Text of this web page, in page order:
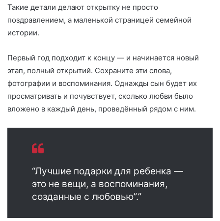
Такие детали делают открытку не просто
поздравлением, а маленькой страницей семейной
истории.
Первый год подходит к концу — и начинается новый
этап, полный открытий. Сохраните эти слова,
фотографии и воспоминания. Однажды сын будет их
просматривать и почувствует, сколько любви было
вложено в каждый день, проведённый рядом с ним.
“Лучшие подарки для ребенка —
это не вещи, а воспоминания,
созданные с любовью”.”